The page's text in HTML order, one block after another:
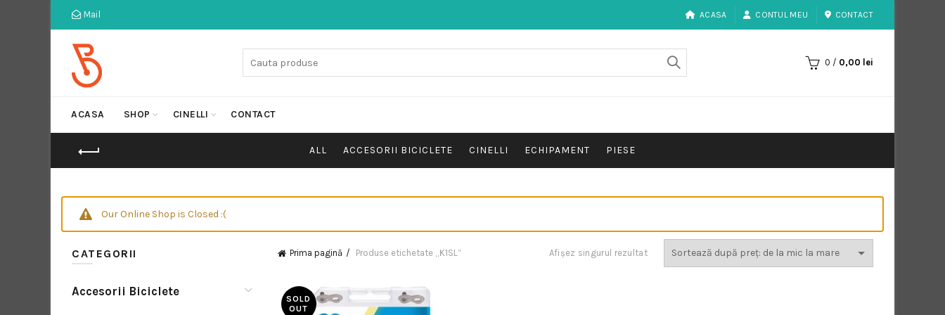
Mail ACASA CONTUL MEU CONTACT
0 / 0,00 lei
ACASA SHOP CINELLI CONTACT
ALL ACCESORII BICICLETE CINELLI ECHIPAMENT PIESE
Our Online Shop is Closed :(
Prima pagină Produse etichetate „K1SL” Afișez singurul rezultat
SOLD
OUT
CATEGORII
Accesorii Biciclete